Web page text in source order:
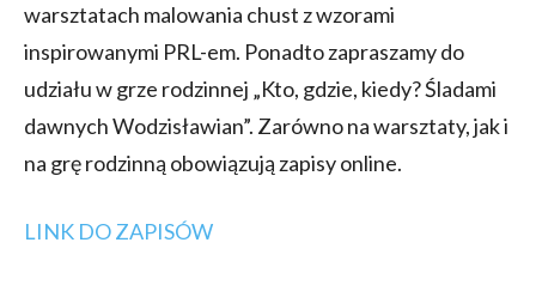
warsztatach malowania chust z wzorami
inspirowanymi PRL-em. Ponadto zapraszamy do
udziału w grze rodzinnej „Kto, gdzie, kiedy? Śladami
dawnych Wodzisławian”. Zarówno na warsztaty, jak i
na grę rodzinną obowiązują zapisy online.
LINK DO ZAPISÓW